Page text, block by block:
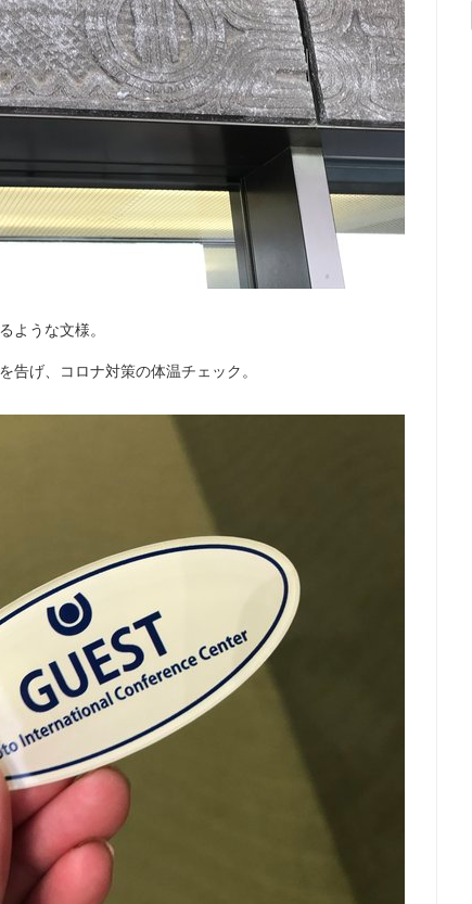
ような文様。
告げ、コロナ対策の体温チェック。